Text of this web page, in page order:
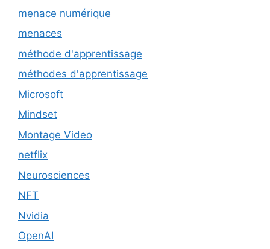
menace numérique
menaces
méthode d'apprentissage
méthodes d'apprentissage
Microsoft
Mindset
Montage Video
netflix
Neurosciences
NFT
Nvidia
OpenAI